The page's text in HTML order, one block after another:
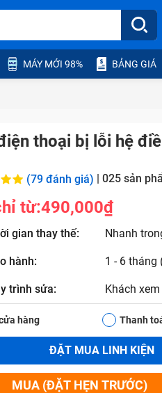
MÁY MỚI 98% BẢNG GIÁ
One
thoại bị lỗi hệ
(79 đánh giá) | 025 sản
từ:490,000₫
gian thay thế: Nhanh
hành: 1 - 6 tháng
trình sửa: Khách
hàng Thanh
ĐẶT MUA LINH KIỆN
MUA (ĐẶT HẸN TRƯỚC)